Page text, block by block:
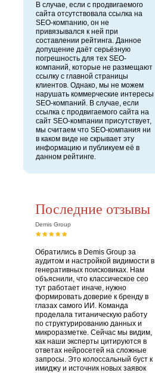
В случае, если с продвигаемого
сайта отсутствовала ссылка на
SEO-компанию, он не
привязывался к ней при
составлении рейтинга. Данное
допущение даёт серьёзную
погрешность для тех SEO-
компаний, которые не размещают
ссылку с главной страницы
клиентов. Однако, мы не можем
нарушать коммерческие интересы
SEO-компаний. В случае, если
ссылка с продвигаемого сайта на
сайт SEO-компании присутствует,
мы считаем что SEO-компания ни
в каком виде не скрывает эту
информацию и публикуем её в
данном рейтинге.
Последние отзывы
Demis Group
Обратились в Demis Group за
аудитом и настройкой видимости в
генеративных поисковиках. Нам
объяснили, что классическое сео
тут работает иначе, нужно
формировать доверие к бренду в
глазах самого ИИ. Команда
проделала титаническую работу
по структурированию данных и
микроразметке. Сейчас мы видим,
как наши эксперты цитируются в
ответах нейросетей на сложные
запросы. Это колоссальный буст к
имиджу и источник новых заявок